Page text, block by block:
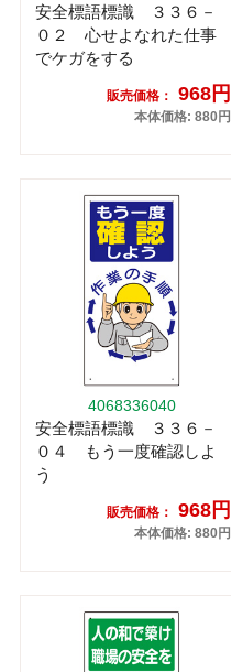
安全標語標識 ３３６－
０２ 心せよなれた仕事
でケガをする
販売価格： 968円
本体価格: 880円
4068336040
安全標語標識 ３３６－
０４ もう一度確認しよ
う
販売価格： 968円
本体価格: 880円